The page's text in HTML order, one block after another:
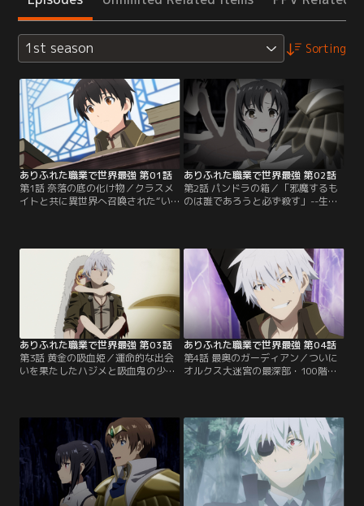
1st season Sorting
ありふれた職業で世界最強 第01話
第1話 奈落の底の化け物／クラスメ
イトと共に異世界へ召喚された“い
奈落に潜む魔物に襲われ、必死に逃
げるハジメ。しかし、錬成師という
地味な能力では太刀打ちできるはず
もなく、重傷を負ってしまう。異世
界でも最弱の彼は心身共に絶望の淵
に立たされ--。【提供：バンダイチ
ャンネル】
ありふれた職業で世界最強 第02話
第2話 パンドラの箱／「邪魔するも
のは誰であろうと必ず殺す」--生き
魔物を倒しては喰らい、自らをさら
に強化していく。一方、香織はハジ
メを失った現実を受け入れられない
でいた。そして、迷宮を突き進むハ
ジメは、異様な雰囲気を持つ扉を見
つける。【提供：バンダイチャンネ
ル】
ありふれた職業で世界最強 第03話
第3話 黄金の吸血姫／運命的な出会
いを果たしたハジメと吸血鬼の少
る。お互い“裏切られた”者同士、信
頼を築き始める二人。そして、地上
への道が迷宮の最深部にある可能性
をユエから教えられたハジメは、さ
らに迷宮の奥へと進んでいく。【提
供：バンダイチャンネル】
ありふれた職業で世界最強 第04話
第4話 最奥のガーディアン／ついに
オルクス大迷宮の最深部・100階層
た。二人の卓越した実力をもってし
ても、苦戦を強いられるほどの強さ
をもつヒュドラ。加速する激闘の
中、ハジメはヒュドラの不意を突い
た攻撃からユエを庇い--。【提供：
バンダイチャンネル】